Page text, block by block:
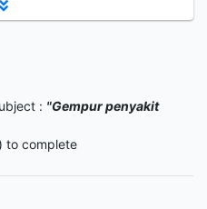
: "Gempur penyakit
to complete